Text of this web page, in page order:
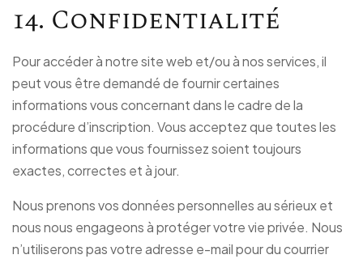
14. Confidentialité
Pour accéder à notre site web et/ou à nos services, il
peut vous être demandé de fournir certaines
informations vous concernant dans le cadre de la
procédure d’inscription. Vous acceptez que toutes les
informations que vous fournissez soient toujours
exactes, correctes et à jour.
Nous prenons vos données personnelles au sérieux et
nous nous engageons à protéger votre vie privée. Nous
n’utiliserons pas votre adresse e-mail pour du courrier